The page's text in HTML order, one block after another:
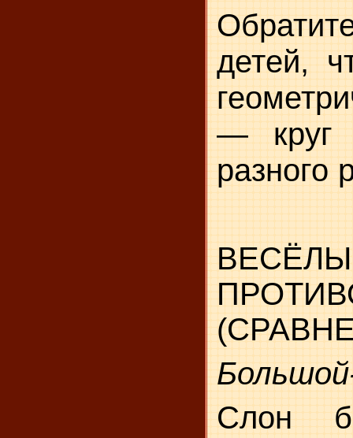
детей,
— круг
разного
Слон